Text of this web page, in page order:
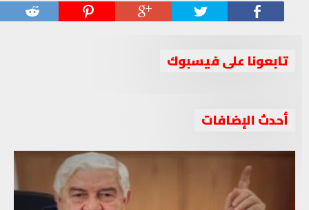
تابعونا على فيسبوك
أحدث الإضافات